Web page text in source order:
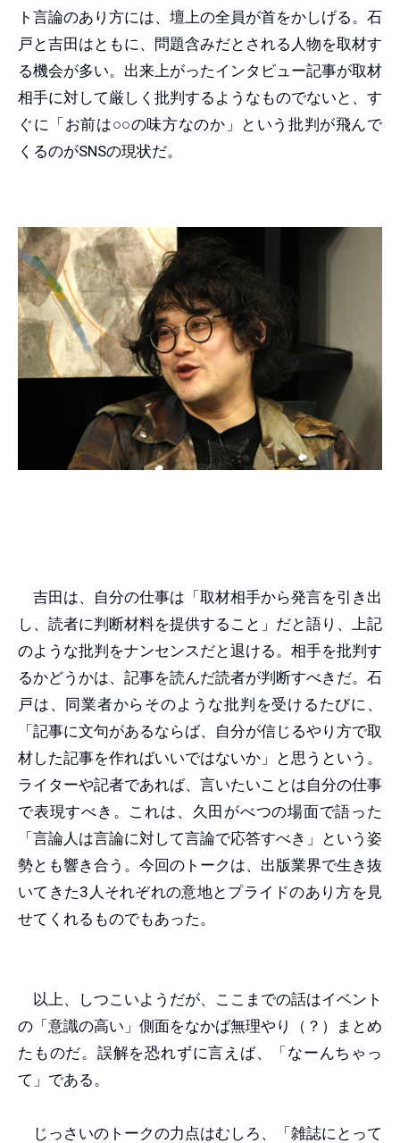
ト言論のあり方には、壇上の全員が首をかしげる。石
戸と吉田はともに、問題含みだとされる人物を取材す
る機会が多い。出来上がったインタビュー記事が取材
相手に対して厳しく批判するようなものでないと、す
ぐに「お前は○○の味方なのか」という批判が飛んで
くるのがSNSの現状だ。
吉田は、自分の仕事は「取材相手から発言を引き出
し、読者に判断材料を提供すること」だと語り、上記
のような批判をナンセンスだと退ける。相手を批判す
るかどうかは、記事を読んだ読者が判断すべきだ。石
戸は、同業者からそのような批判を受けるたびに、
「記事に文句があるならば、自分が信じるやり方で取
材した記事を作ればいいではないか」と思うという。
ライターや記者であれば、言いたいことは自分の仕事
で表現すべき。これは、久田がべつの場面で語った
「言論人は言論に対して言論で応答すべき」という姿
勢とも響き合う。今回のトークは、出版業界で生き抜
いてきた3人それぞれの意地とプライドのあり方を見
せてくれるものでもあった。
以上、しつこいようだが、ここまでの話はイベント
の「意識の高い」側面をなかば無理やり（？）まとめ
たものだ。誤解を恐れずに言えば、「なーんちゃっ
て」である。
じっさいのトークの力点はむしろ、「雑誌にとって